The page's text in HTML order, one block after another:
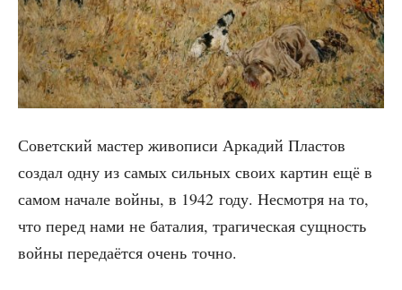
Совет­ский мастер живо­пи­си Арка­дий Пла­стов
создал одну из самых силь­ных сво­их кар­тин ещё в
самом нача­ле вой­ны, в 1942 году. Несмот­ря на то,
что перед нами не бата­лия, тра­ги­че­ская сущ­ность
вой­ны пере­да­ёт­ся очень точно.